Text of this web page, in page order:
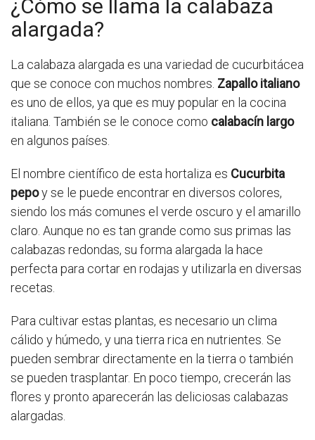
¿Cómo se llama la calabaza
alargada?
La calabaza alargada es una variedad de cucurbitácea
que se conoce con muchos nombres. Zapallo italiano
es uno de ellos, ya que es muy popular en la cocina
italiana. También se le conoce como calabacín largo
en algunos países.
El nombre científico de esta hortaliza es Cucurbita
pepoy se le puede encontrar en diversos colores,
siendo los más comunes el verde oscuro y el amarillo
claro. Aunque no es tan grande como sus primas las
calabazas redondas, su forma alargada la hace
perfecta para cortar en rodajas y utilizarla en diversas
recetas.
Para cultivar estas plantas, es necesario un clima
cálido y húmedo, y una tierra rica en nutrientes. Se
pueden sembrar directamente en la tierra o también
se pueden trasplantar. En poco tiempo, crecerán las
flores y pronto aparecerán las deliciosas calabazas
alargadas.